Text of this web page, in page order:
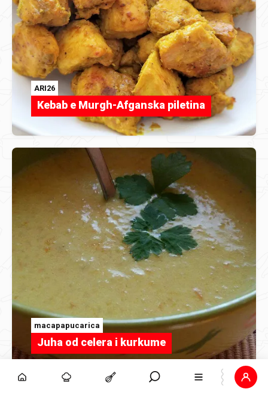
ARI26
Kebab e Murgh-Afganska piletina
macapapucarica
Juha od celera i kurkume